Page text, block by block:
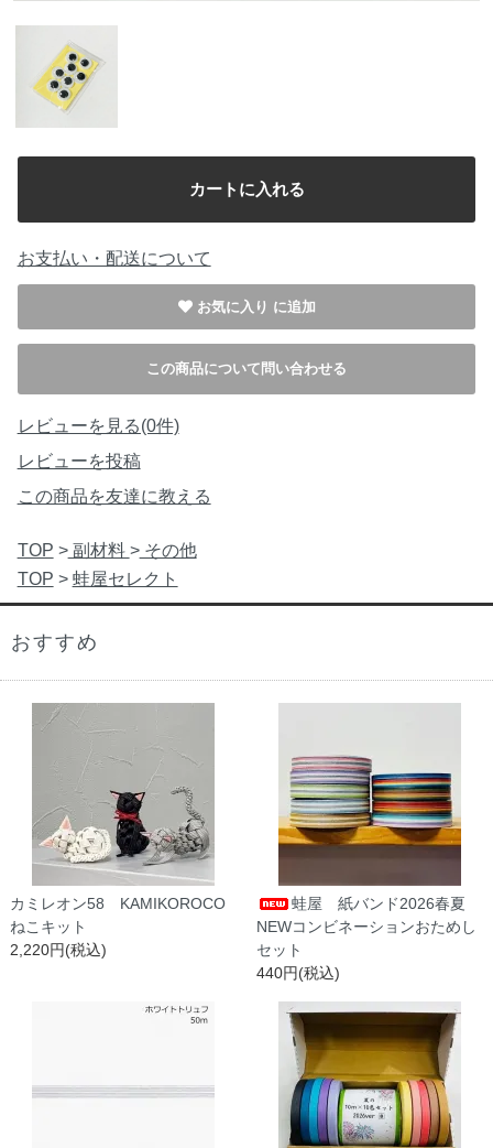
お支払い・配送について
お気に入り
この商品について問い合わせる
レビューを見る(0件)
レビューを投稿
この商品を友達に教える
TOP >副材料 >その他
TOP > 蛙屋セレクト
おすすめ
カミレオン58 KAMIKOROCO
ねこキット
2,220円(税込)
蛙屋 紙バンド2026春夏
NEWコンビネーションおためし
セット
440円(税込)